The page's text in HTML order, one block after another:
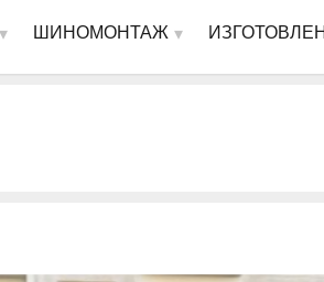
ШИНОМОНТАЖ